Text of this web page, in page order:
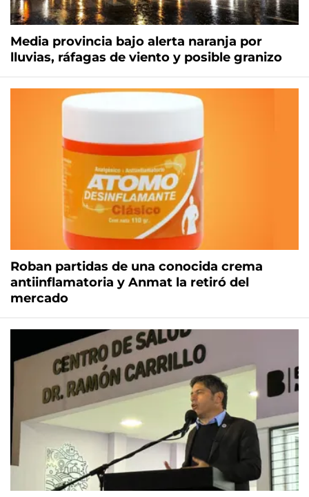
Media provincia bajo alerta naranja por
lluvias, ráfagas de viento y posible granizo
Roban partidas de una conocida crema
antiinflamatoria y Anmat la retiró del
mercado